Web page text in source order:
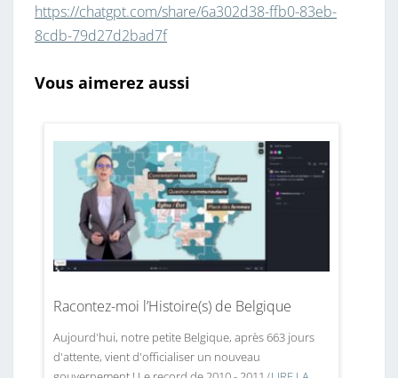
https://chatgpt.com/share/6a302d38-ffb0-83eb-
8cdb-79d27d2bad7f
Vous aimerez aussi
Racontez-moi l’Histoire(s) de Belgique
Aujourd'hui, notre petite Belgique, après 663 jours
d'attente, vient d'officialiser un nouveau